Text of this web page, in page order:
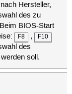
Hersteller,
des zu
BIOS-Start
F8 , F10
des
soll.